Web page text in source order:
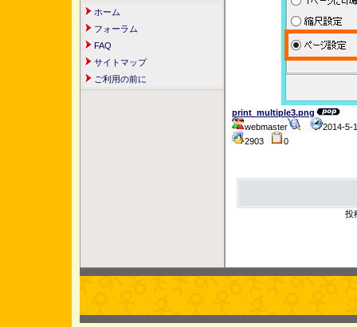
ホーム
フォーラム
FAQ
サイトマップ
ご利用の前に
print_multiple3.png
webmaster
2014-
2903
0
投